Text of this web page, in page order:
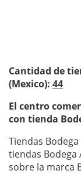
Cantidad de
(Mexico): 44
El centro
con tienda
Tiendas
tiendas
sobre la marca